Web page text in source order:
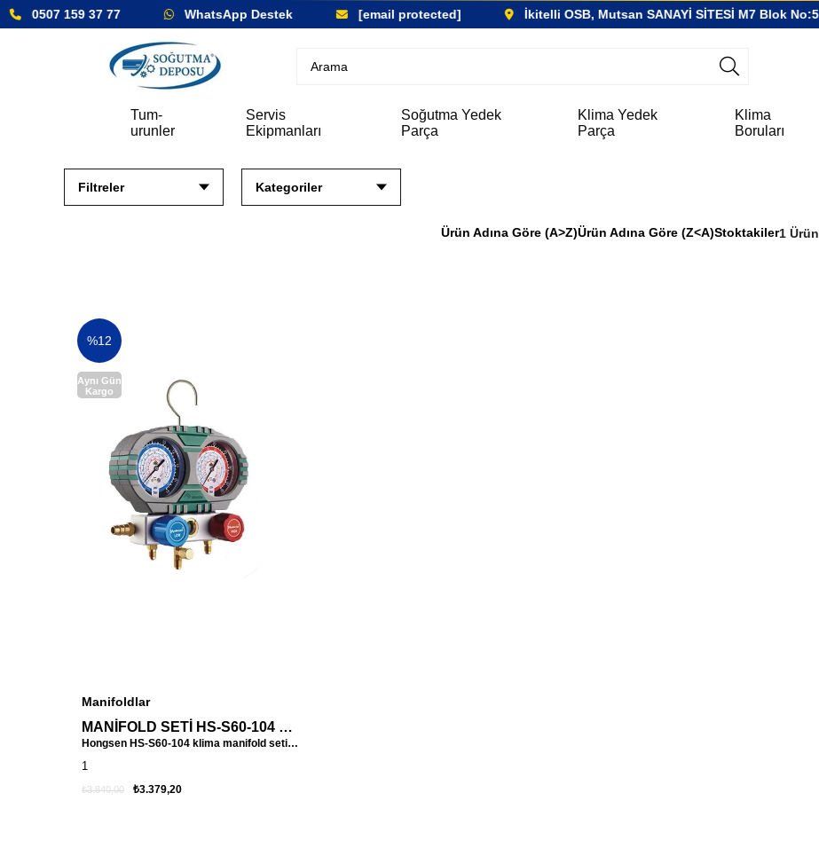
0507 159 37 77 WhatsApp Destek [email protected] İkitelli OSB, Mutsan SANAYİ SİTESİ M7 Blok No:57
Tum-
urunler
Servis
Ekipmanları
Soğutma Yedek
Parça
Klima Yedek
Parça
Klima
Boruları
Filtreler Kategoriler
Ürün Adına Göre (A>Z)Ürün Adına Göre (Z<A)Stoktakiler1 Ürün
Manifoldlar
MANİFOLD SETİ HS-S60-104 HONGSEN
Hongsen HS-S60-104 klima manifold seti, 150 cm uzun hortumları ile klima ve soğutma sistemlerinde hassas basınç ölçümü ve güvenli gaz dolumu sağlar. Profesyonel servisler için ideal çözümdür.
1
₺3.379,20
₺3.840,00
%12
Aynı Gün
Kargo